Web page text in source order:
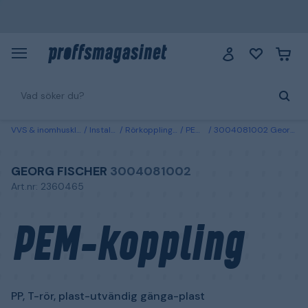
VVS & inomhusklimat Installation Rörkopplingar & adaptrar PEM-kopplingar 3004081002 Georg Fischer PEM-koppling PP, T-rör, plast-utvändig gänga-plast 32 x G25
GEORG FISCHER 3004081002
Art.nr: 2360465
PEM-koppling
PP, T-rör, plast-utvändig gänga-plast